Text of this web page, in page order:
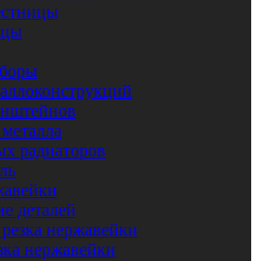
радиаторов
деталей
нержавейки
нержавейки